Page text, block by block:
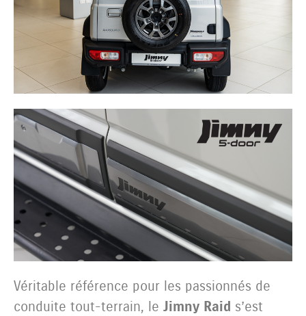
Véritable référence pour les passionnés de
conduite tout-terrain, le Jimny Raid s’est